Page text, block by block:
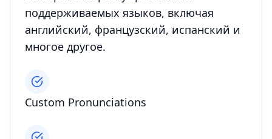
поддерживаемых языков, включая
английский, французский, испанский и
многое другое.
Custom Pronunciations